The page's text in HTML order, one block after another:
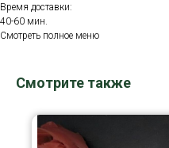
Время доставки:
40-60 мин.
Смотреть полное меню
Смотрите также